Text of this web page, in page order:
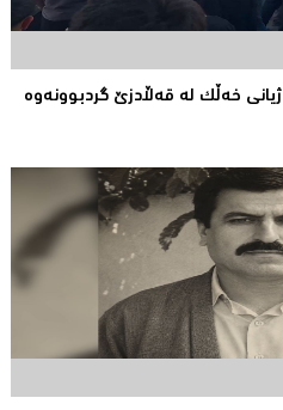
خەڵك لە قەڵادزێ‌ گردبوونەوە